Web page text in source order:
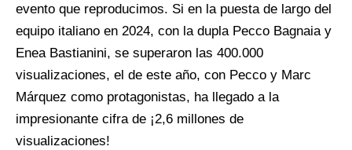
evento que reproducimos. Si en la puesta de largo del
equipo italiano en 2024, con la dupla Pecco Bagnaia y
Enea Bastianini, se superaron las 400.000
visualizaciones, el de este año, con Pecco y Marc
Márquez como protagonistas, ha llegado a la
impresionante cifra de ¡2,6 millones de
visualizaciones!